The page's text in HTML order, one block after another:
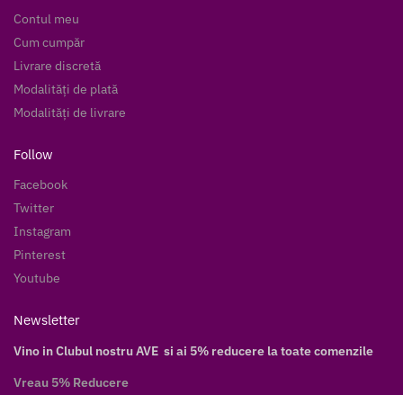
Contul meu
Cum cumpăr
Livrare discretă
Modalități de plată
Modalități de livrare
Follow
Facebook
Twitter
Instagram
Pinterest
Youtube
Newsletter
Vino in Clubul nostru AVE si ai 5% reducere la toate comenzile
Vreau 5% Reducere